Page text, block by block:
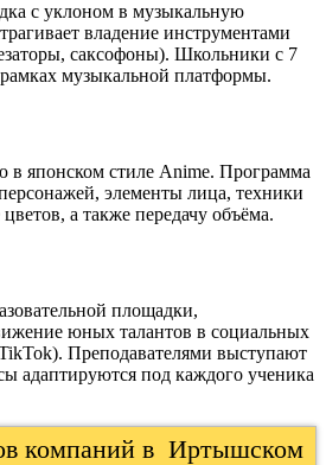
с уклоном в музыкальную
владение инструментами
саксофоны). Школьники с 7
музыкальной платформы.
японском стиле Anime. Программа
элементы лица, техники
а также передачу объёма.
площадки,
юных талантов в социальных
Преподавателями выступают
адаптируются под каждого ученика
компаний в Иртышском